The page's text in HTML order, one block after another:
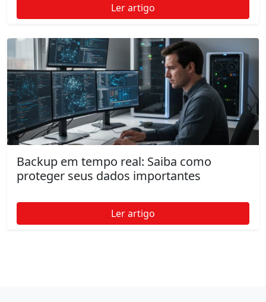
Ler artigo
Backup em tempo real: Saiba como
proteger seus dados importantes
Ler artigo